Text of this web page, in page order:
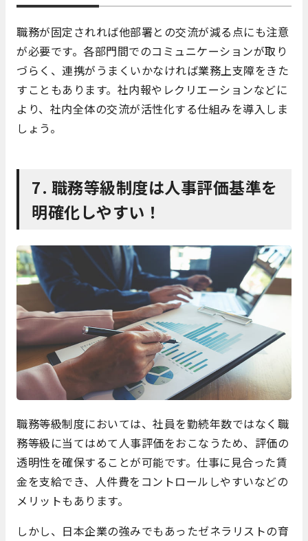
職務が固定されれば他部署との交流が減る点にも注意
が必要です。各部門間でのコミュニケーションが取り
づらく、連携がうまくいかなければ業務上支障をきた
すこともあります。社内報やレクリエーションなどに
より、社内全体の交流が活性化する仕組みを導入しま
しょう。
7. 職務等級制度は人事評価基準を
明確化しやすい！
職務等級制度においては、社員を勤続年数ではなく職
務等級に当てはめて人事評価をおこなうため、評価の
透明性を確保することが可能です。仕事に見合った賃
金を支給でき、人件費をコントロールしやすいなどの
メリットもあります。
しかし、日本企業の強みでもあったゼネラリストの育